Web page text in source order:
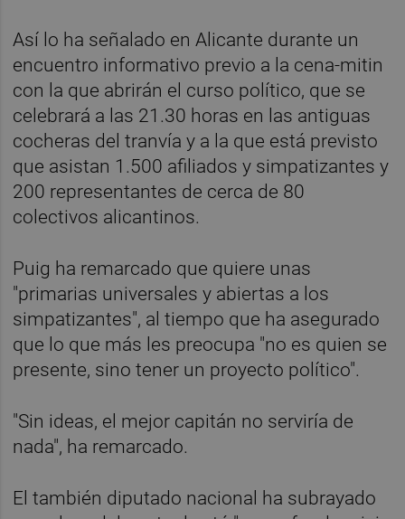
Así lo ha señalado en Alicante durante un
encuentro informativo previo a la cena-mitin
con la que abrirán el curso político, que se
celebrará a las 21.30 horas en las antiguas
cocheras del tranvía y a la que está previsto
que asistan 1.500 afiliados y simpatizantes y
200 representantes de cerca de 80
colectivos alicantinos.
Puig ha remarcado que quiere unas
"primarias universales y abiertas a los
simpatizantes", al tiempo que ha asegurado
que lo que más les preocupa "no es quien se
presente, sino tener un proyecto político".
"Sin ideas, el mejor capitán no serviría de
nada", ha remarcado.
El también diputado nacional ha subrayado